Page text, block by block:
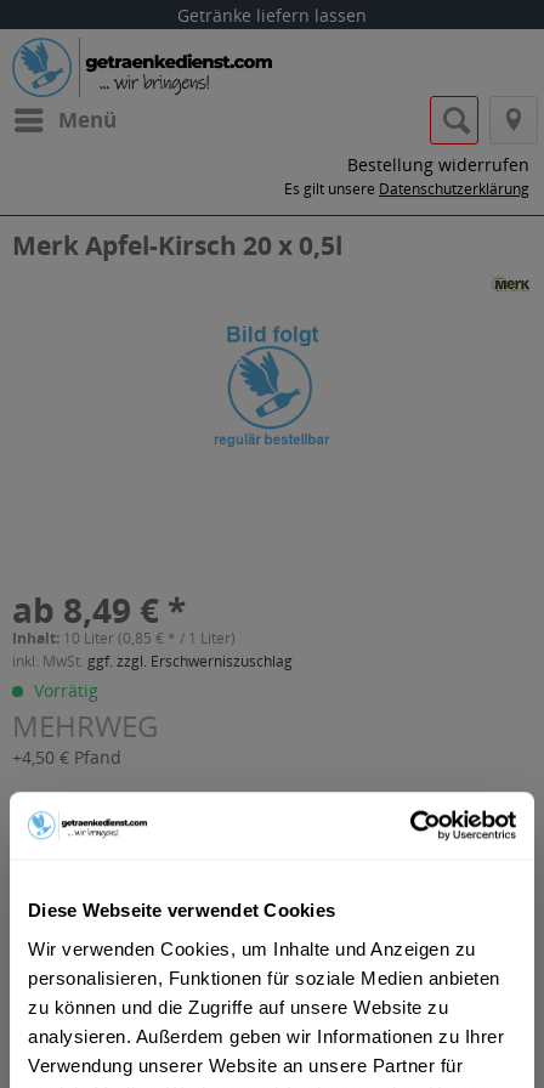
Diese Webseite verwendet Cookies
Wir verwenden Cookies, um Inhalte und Anzeigen zu
personalisieren, Funktionen für soziale Medien anbieten
zu können und die Zugriffe auf unsere Website zu
analysieren. Außerdem geben wir Informationen zu Ihrer
Verwendung unserer Website an unsere Partner für
Getränke liefern lassen
Menü
Bestellung widerrufen
Es gilt unsere Datenschutzerklärung
Merk Apfel-Kirsch 20 x 0,5l
ab 8,49 € *
Inhalt: 10 Liter (0,85 € * / 1 Liter)
inkl. MwSt. ggf. zzgl. Erschwerniszuschlag
Vorrätig
MEHRWEG
+4,50 € Pfand
In denWarenkorb
Verfügbar in:
Beschreibung
mehr
"Merk Apfel-Kirsch 20 x 0,5l"